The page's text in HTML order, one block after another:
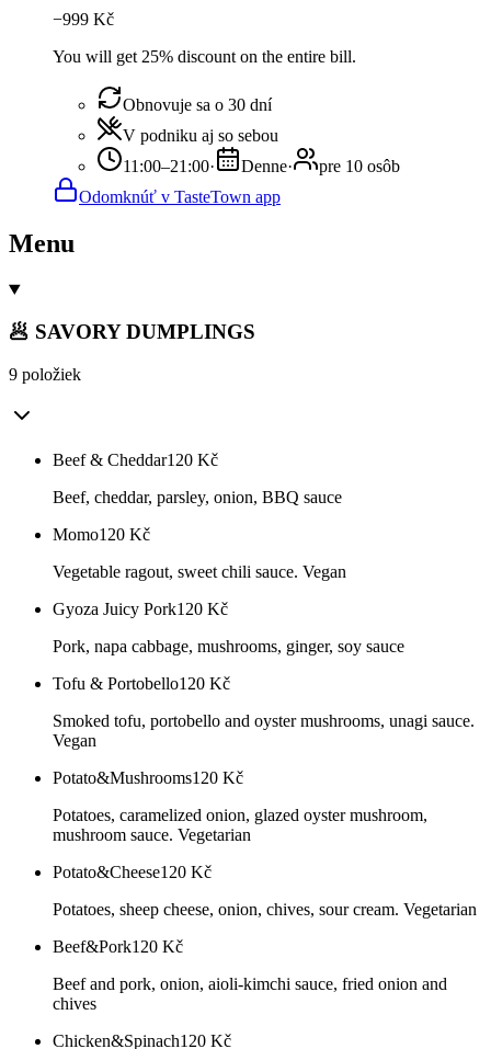
−999 Kč
You will get 25% discount on the entire bill.
Obnovuje sa o 30 dní
V podniku aj so sebou
11:00–21:00· Denne·
pre 10 osôb
Odomknúť v TasteTown app
Menu
🥟 SAVORY DUMPLINGS
9 položiek
Beef & Cheddar120 Kč
Beef, cheddar, parsley, onion, BBQ sauce
Momo120 Kč
Vegetable ragout, sweet chili sauce. Vegan
Gyoza Juicy Pork120 Kč
Pork, napa cabbage, mushrooms, ginger, soy sauce
Tofu & Portobello120 Kč
Smoked tofu, portobello and oyster mushrooms, unagi sauce.
Vegan
Potato&Mushrooms120 Kč
Potatoes, caramelized onion, glazed oyster mushroom,
mushroom sauce. Vegetarian
Potato&Cheese120 Kč
Potatoes, sheep cheese, onion, chives, sour cream. Vegetarian
Beef&Pork120 Kč
Beef and pork, onion, aioli-kimchi sauce, fried onion and
chives
Chicken&Spinach120 Kč